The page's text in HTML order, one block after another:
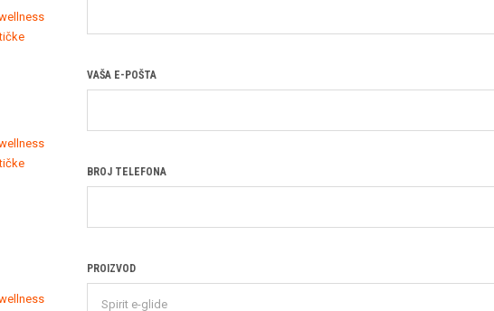
VAŠA E-POŠTA
BROJ TELEFONA
PROIZVOD